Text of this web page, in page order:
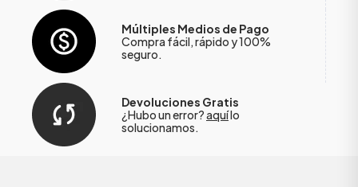
Múltiples Medios de Pago
Compra fácil, rápido y 100%
seguro.
Devoluciones Gratis
¿Hubo un error?aquílo
solucionamos.